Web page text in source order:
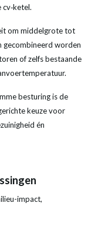
om middelgrote tot
gecombineerd worden
of zelfs bestaande
besturing is de
keuze voor
én
impact,